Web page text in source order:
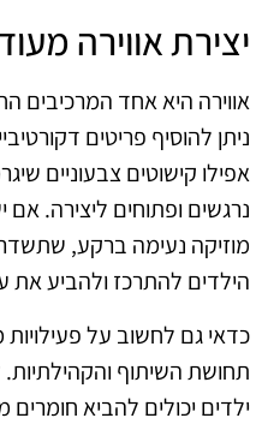
יצירת אווירה
אווירה היא אחד המרכיבים
ניתן להוסיף פריטים
אפילו קישוטים צבעוניים
נרגשים ופתוחים ליצירה.
מוזיקה נעימה ברקע, שתשדר
הילדים להתרכז ולהביע את
כדאי גם לחשוב על
תחושת השיתוף והקהילתיות.
ילדים יכולים להביא חומרים